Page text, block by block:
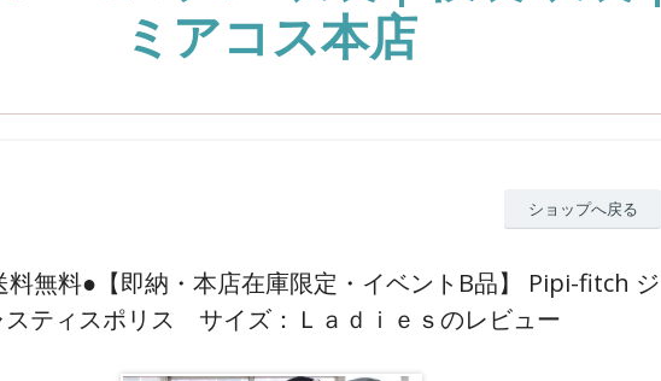
ミアコス本店
ショップへ戻る
無料●【即納・本店在庫限定・イベントB品】 Pipi-fitch ジ
スティスポリス サイズ：Ｌａｄｉｅｓのレビュー